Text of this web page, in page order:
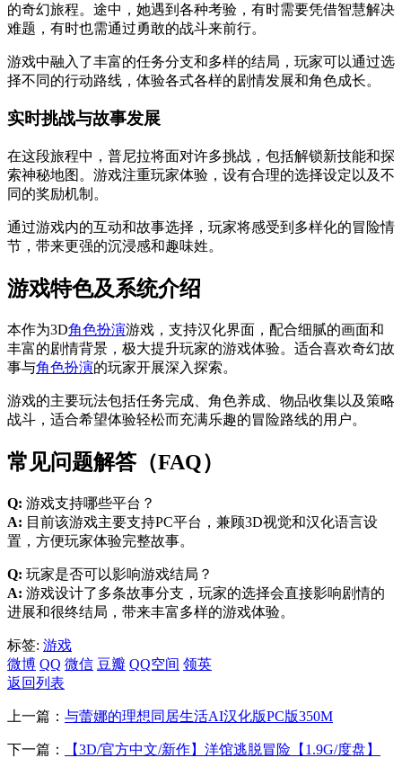
的奇幻旅程。途中，她遇到各种考验，有时需要凭借智慧解决
难题，有时也需通过勇敢的战斗来前行。
游戏中融入了丰富的任务分支和多样的结局，玩家可以通过选
择不同的行动路线，体验各式各样的剧情发展和角色成长。
实时挑战与故事发展
在这段旅程中，普尼拉将面对许多挑战，包括解锁新技能和探
索神秘地图。游戏注重玩家体验，设有合理的选择设定以及不
同的奖励机制。
通过游戏内的互动和故事选择，玩家将感受到多样化的冒险情
节，带来更强的沉浸感和趣味姓。
游戏特色及系统介绍
本作为3D角色扮演游戏，支持汉化界面，配合细腻的画面和
丰富的剧情背景，极大提升玩家的游戏体验。适合喜欢奇幻故
事与角色扮演的玩家开展深入探索。
游戏的主要玩法包括任务完成、角色养成、物品收集以及策略
战斗，适合希望体验轻松而充满乐趣的冒险路线的用户。
常见问题解答（FAQ）
Q: 游戏支持哪些平台？
A: 目前该游戏主要支持PC平台，兼顾3D视觉和汉化语言设
置，方便玩家体验完整故事。
Q: 玩家是否可以影响游戏结局？
A: 游戏设计了多条故事分支，玩家的选择会直接影响剧情的
进展和很终结局，带来丰富多样的游戏体验。
标签: 游戏
微博 QQ 微信 豆瓣 QQ空间 领英
返回列表
上一篇： 与蕾娜的理想同居生活AI汉化版PC版350M
下一篇： 【3D/官方中文/新作】洋馆逃脱冒险【1.9G/度盘】